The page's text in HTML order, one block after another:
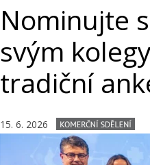
Nominujte
svým
tradiční
15. 6. 2026